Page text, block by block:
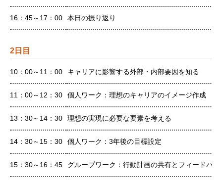
16：45～17：00 本日の振り返り
2日目
10：00～11：00 キャリアに影響する外部・内部要因を知る
11：00～12：30 個人ワーク：理想のキャリアのイメージ作成
13：30～14：30 理想の実現に必要な要素を考える
14：30～15：30 個人ワーク：3年後の目標設定
15：30～16：45 グループワーク：行動計画の共有とフィードバッ